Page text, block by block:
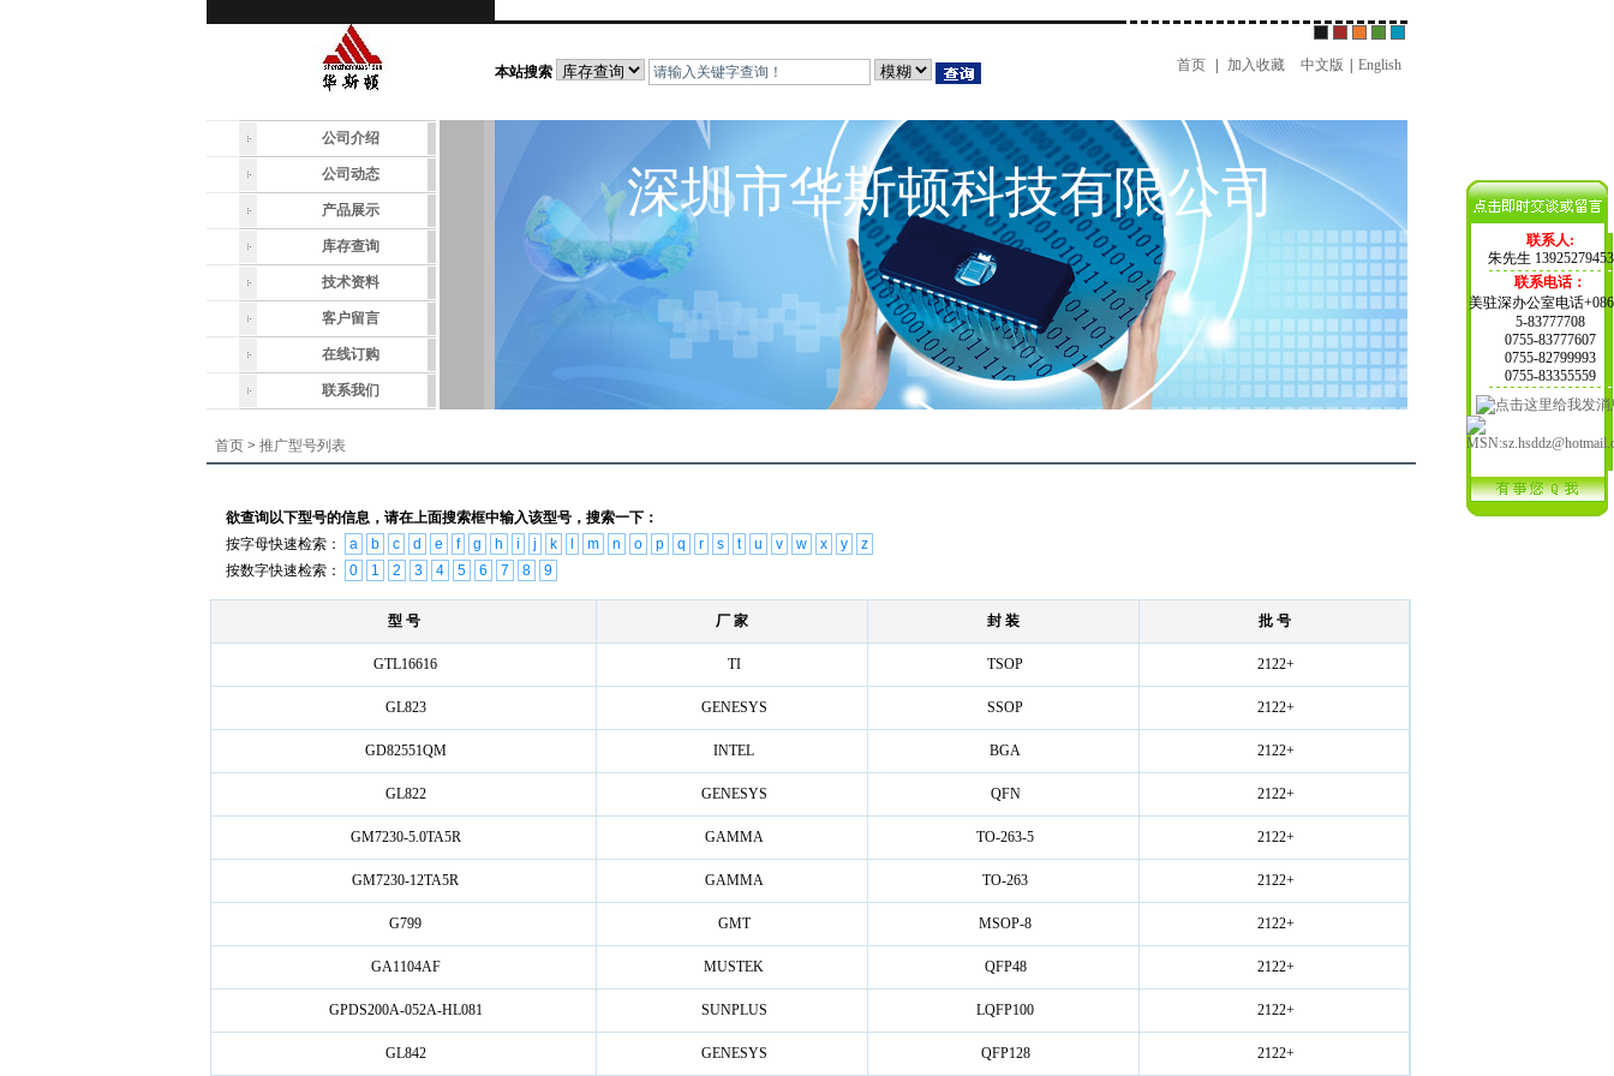
联系人:
朱先生 13925279453
联系电话：
美驻深办公室电话
5-83777708
0755-83777607
0755-82799993
0755-83355559
本站搜索 首页 加入收藏 中文版 English
公司介绍
公司动态
产品展示
库存查询
技术资料
客户留言
在线订购
联系我们
深圳市华斯顿科技有限公司
首页 > 推广型号列表
欲查询以下型号的信息，请在上面搜索框中输入该型号，搜索一下：
按字母快速检索：
a b c d e f g h i j k m n o p q r s t u v w x y
z
按数字快速检索：
0 1 2 3 4 5 6 7 8 9
型 号 厂 家 封 装 批 号
GTL16616 TI TSOP 2122+
GL823 GENESYS SSOP 2122+
GD82551QM INTEL BGA 2122+
GL822 GENESYS QFN 2122+
GM7230-5.0TA5R GAMMA TO-263-5 2122+
GM7230-12TA5R GAMMA TO-263 2122+
G799 GMT MSOP-8 2122+
GA1104AF MUSTEK QFP48 2122+
GPDS200A-052A-HL081 SUNPLUS LQFP100 2122+
GL842 GENESYS QFP128 2122+